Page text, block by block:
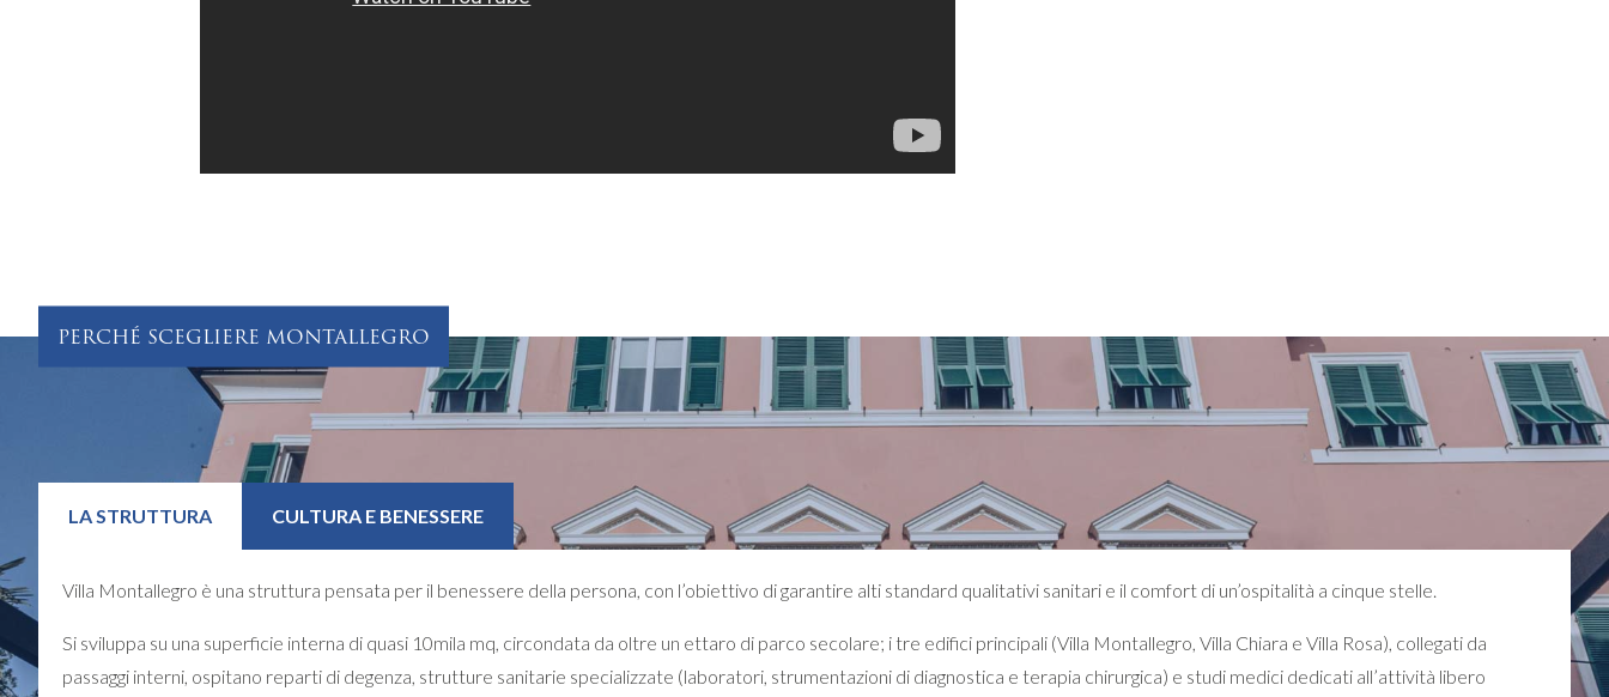
PERCHÉ SCEGLIERE MONTALLEGRO
LA STRUTTURA CULTURA E BENESSERE
Villa Montallegro è una struttura pensata per il benessere della persona, con l’obiettivo di garantire alti standard qualitativi sanitari e il comfort di un’ospitalità a cinque stelle.
Si sviluppa su una superficie interna di quasi 10mila mq, circondata da oltre un ettaro di parco secolare; i tre edifici principali (Villa Montallegro, Villa Chiara e Villa Rosa), collegati da
passaggi interni, ospitano reparti di degenza, strutture sanitarie specializzate (laboratori, strumentazioni di diagnostica e terapia chirurgica) e studi medici dedicati all’attività libero